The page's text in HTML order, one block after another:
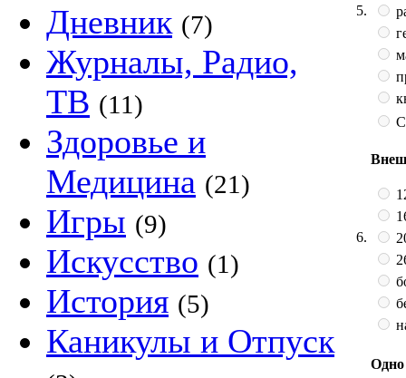
Дневник (7)
Журналы, Радио,
ТВ (11)
Здоровье и
Медицина (21)
Игры (9)
Искусство (1)
История (5)
Каникулы и Отпуск
5.
6.